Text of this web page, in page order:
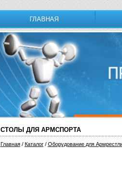
ГЛАВНАЯ
СТОЛЫ ДЛЯ АРМСПОРТА
Главная/ Каталог/ Оборудование для